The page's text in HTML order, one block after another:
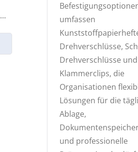
umfassen
Drehverschlüsse,
Drehverschlüsse und
Klammerclips, die
Organisationen
Lösungen für die
Ablage,
und professionelle